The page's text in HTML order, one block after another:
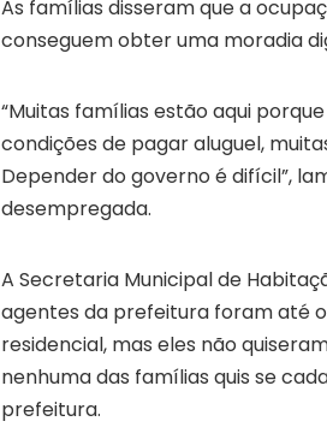
As famílias disseram que a
conseguem obter uma moradia
“Muitas famílias estão aqui
condições de pagar aluguel,
Depender do governo é difícil”,
desempregada.
A Secretaria Municipal de
agentes da prefeitura foram até
residencial, mas eles não
nenhuma das famílias quis se
prefeitura.